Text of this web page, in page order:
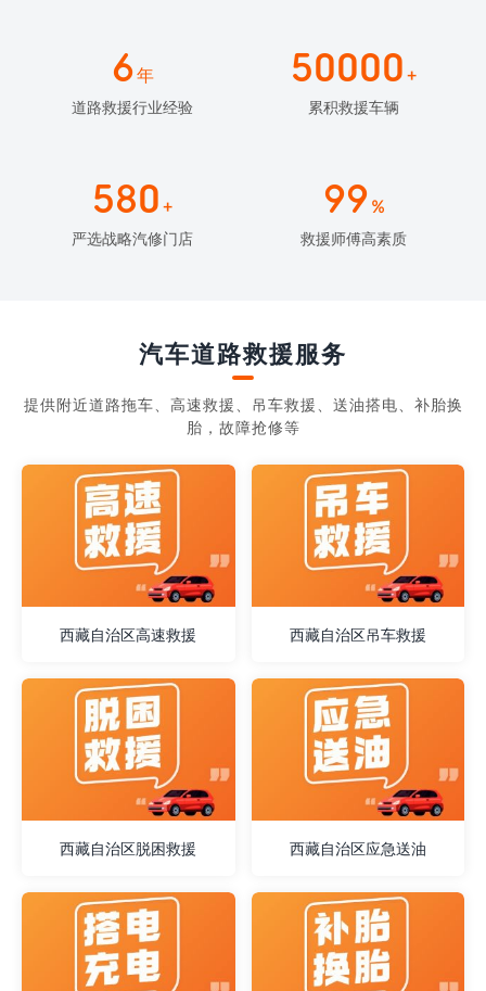
6年
道路救援行业经验
50000 +
累积救援车辆
580 +
严选战略汽修门店
99 %
救援师傅高素质
汽车道路救援服务
提供附近道路拖车、高速救援、吊车救援、送油搭电、补胎换
胎，故障抢修等
西藏自治区高速救援 西藏自治区吊车救援
西藏自治区脱困救援 西藏自治区应急送油